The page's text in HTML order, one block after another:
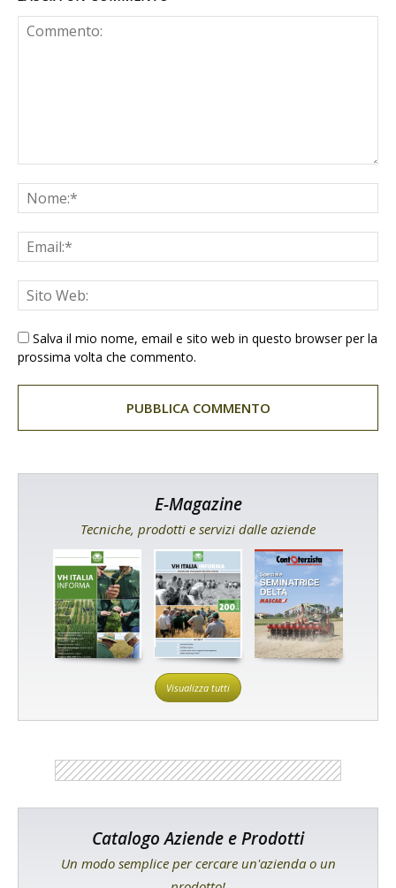
Salva il mio nome, email e sito web in questo browser per la
prossima volta che commento.
E-Magazine
Tecniche, prodotti e servizi dalle aziende
Visualizza tutti
Catalogo Aziende e Prodotti
Un modo semplice per cercare un'azienda o un